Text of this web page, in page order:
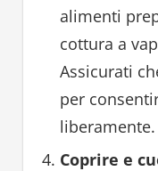
alimenti
cottura a
Assicurati
per
liberamente.
Coprire e